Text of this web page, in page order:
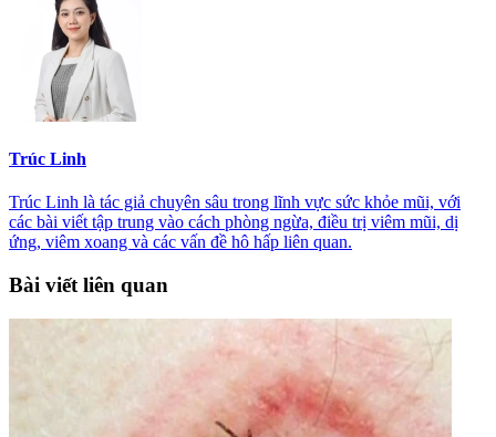
Trúc Linh
Trúc Linh là tác giả chuyên sâu trong lĩnh vực sức khỏe mũi, với
các bài viết tập trung vào cách phòng ngừa, điều trị viêm mũi, dị
ứng, viêm xoang và các vấn đề hô hấp liên quan.
Bài viết liên quan